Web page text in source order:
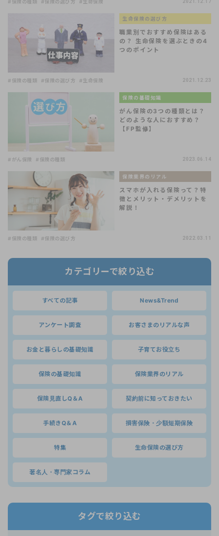
#保険の種類 #保険の選び方 #生命保険 2021.12.17
生命保険の選び方
職業別でおすすめ保険はある
の？ 生命保険を選ぶときの4
つのポイント
#保険の種類 #保険の選び方 #生命保険 2021.12.23
保険の基礎知識
がん保険の3つの種類とは？
どのような人におすすめ？
【FP監修】
#がん保険 #保険の種類 2023.06.14
保険業界のリアル
スマホが入れる保険って？特
徴とメリット・デメリットを
解説！
#保険の種類 #保険の選び方 2022.03.11
カテゴリーで絞り込む
すべての記事 News&Trend
アンケート調査 お客さまのリアルな声
お金と暮らしの基礎知識 子育てお役立ち
保険の基礎知識 保険業界のリアル
保険見直しQ＆A 契約前に知っておきたい
手続きQ＆A 損害保険・少額短期保険
特集 生命保険の選び方
著名人・専門家コラム
タグで絞り込む